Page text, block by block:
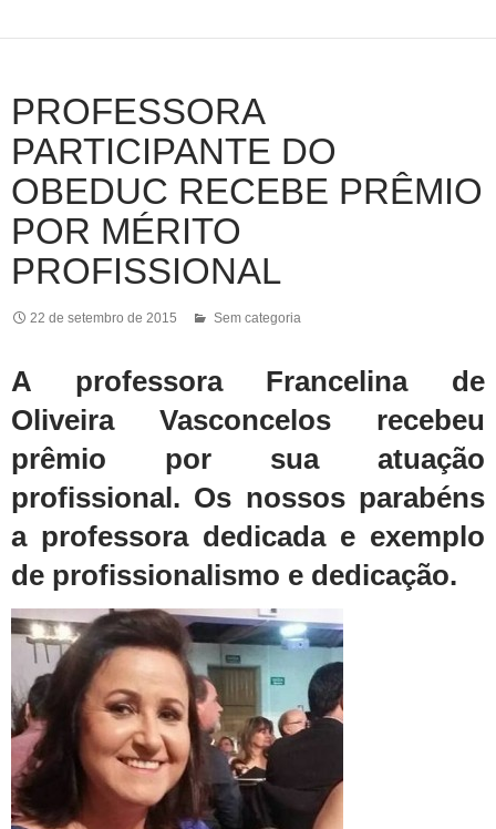
PROFESSORA
PARTICIPANTE DO
OBEDUC RECEBE PRÊMIO
POR MÉRITO
PROFISSIONAL
22 de setembro de 2015 Sem categoria
A professora Francelina de
Oliveira Vasconcelos recebeu
prêmio por sua atuação
profissional. Os nossos parabéns
a professora dedicada e exemplo
de profissionalismo e dedicação.